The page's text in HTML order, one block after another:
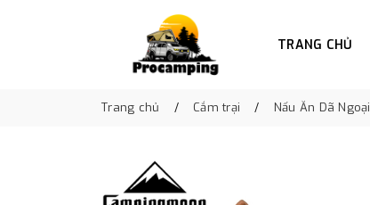
TRANG CHỦ
Trang chủ Cắm trại Nấu Ăn Dã Ngoại